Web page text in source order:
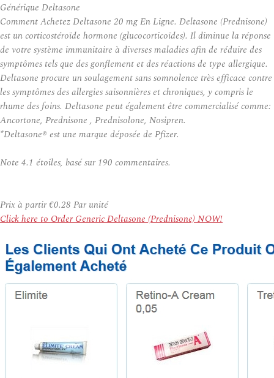
Générique Deltasone
Comment Achetez Deltasone 20 mg En Ligne. Deltasone (Prednisone)
est un corticostéroïde hormone (glucocorticoïdes). Il diminue la réponse
de votre système immunitaire à diverses maladies afin de réduire des
symptômes tels que des gonflement et des réactions de type allergique.
Deltasone procure un soulagement sans somnolence très efficace contre
les symptômes des allergies saisonnières et chroniques, y compris le
rhume des foins. Deltasone peut également être commercialisé comme:
Ancortone, Prednisone , Prednisolone, Nosipren.
*Deltasone® est une marque déposée de Pfizer.
Note 4.1 étoiles, basé sur 190 commentaires.
Prix à partir€0.28 Par unité
Click here to Order Generic Deltasone (Prednisone) NOW!